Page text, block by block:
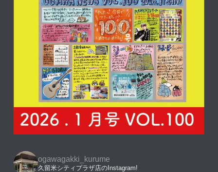
ogawagakki_kurume
久留米シティプラザ店のInstagram!